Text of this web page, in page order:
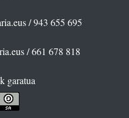
/ 943 655 695
/ 661 678 818
garatua